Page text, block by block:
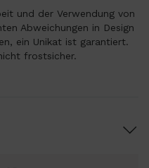
und der Verwendung von
Abweichungen in Design
ein Unikat ist garantiert.
frostsicher.